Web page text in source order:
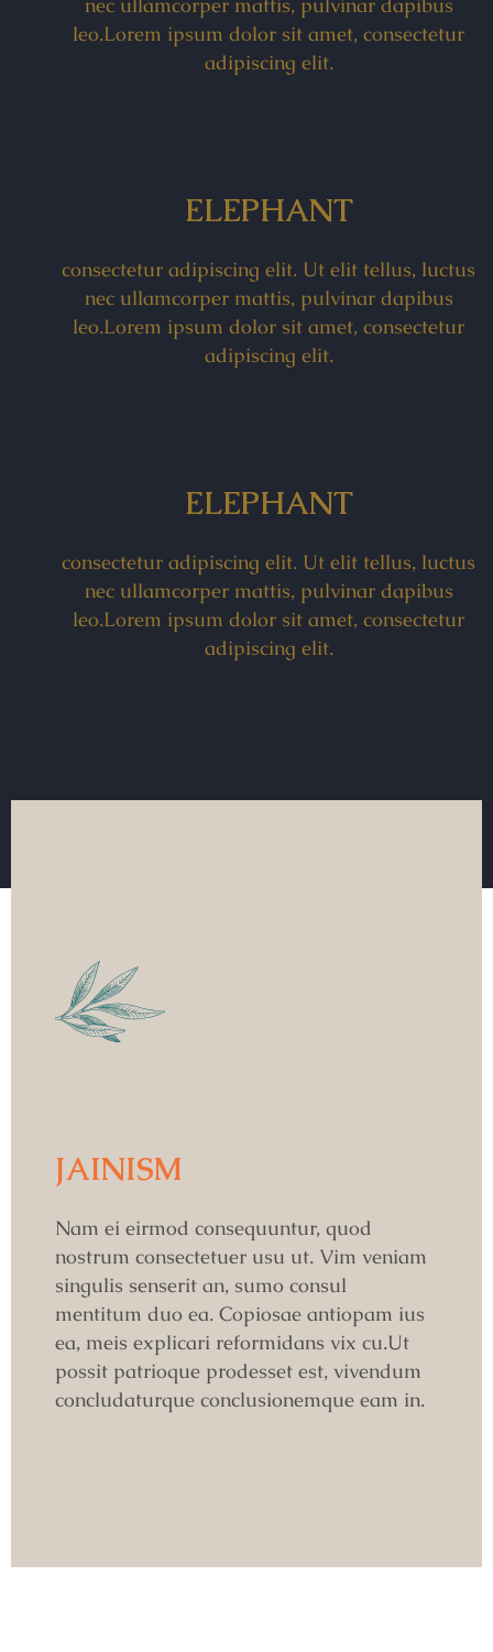
leo.Lorem ipsum dolor sit amet, consectetur
adipiscing elit.
ELEPHANT
consectetur adipiscing elit. Ut elit tellus, luctus
nec ullamcorper mattis, pulvinar dapibus
leo.Lorem ipsum dolor sit amet, consectetur
adipiscing elit.
ELEPHANT
consectetur adipiscing elit. Ut elit tellus, luctus
nec ullamcorper mattis, pulvinar dapibus
leo.Lorem ipsum dolor sit amet, consectetur
adipiscing elit.
JAINISM
Nam ei eirmod consequuntur, quod
nostrum consectetuer usu ut. Vim veniam
singulis senserit an, sumo consul
mentitum duo ea. Copiosae antiopam ius
ea, meis explicari reformidans vix cu.Ut
possit patrioque prodesset est, vivendum
concludaturque conclusionemque eam in.